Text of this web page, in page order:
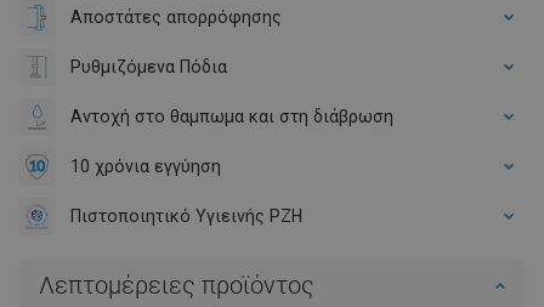
Αποστάτες απορρόφησης
Ρυθμιζόμενα Πόδια
Αντοχή στο θαμπωμα και στη διάβρωση
10 χρόνια εγγύηση
Πιστοποιητικό Υγιεινής PZH
Λεπτομέρειες προϊόντος